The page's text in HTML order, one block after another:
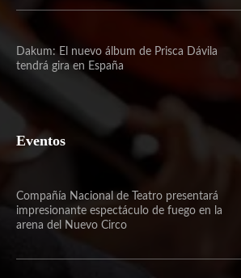
Dakum: El nuevo álbum de Prisca Dávila
tendrá gira en España
Eventos
Compañía Nacional de Teatro presentará
impresionante espectáculo de fuego en la
arena del Nuevo Circo